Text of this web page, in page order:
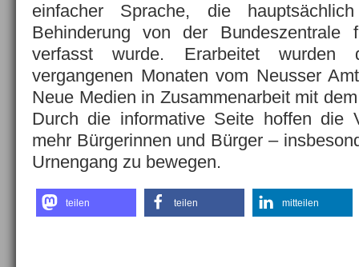
einfacher Sprache, die
Behinderung von der Bundeszentrale
verfasst wurde. Erarbeitet
vergangenen Monaten vom Neusser
Neue Medien in Zusammenarbeit mit
Durch die informative Seite hoffen die
mehr Bürgerinnen und Bürger –
Urnengang zu bewegen.
teilen teilen mitteilen